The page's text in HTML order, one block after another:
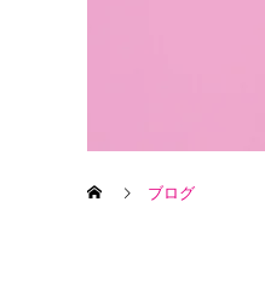
ブログ